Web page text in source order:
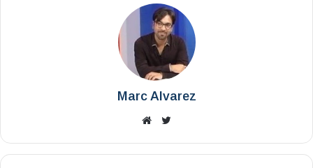
Marc Alvarez
Website